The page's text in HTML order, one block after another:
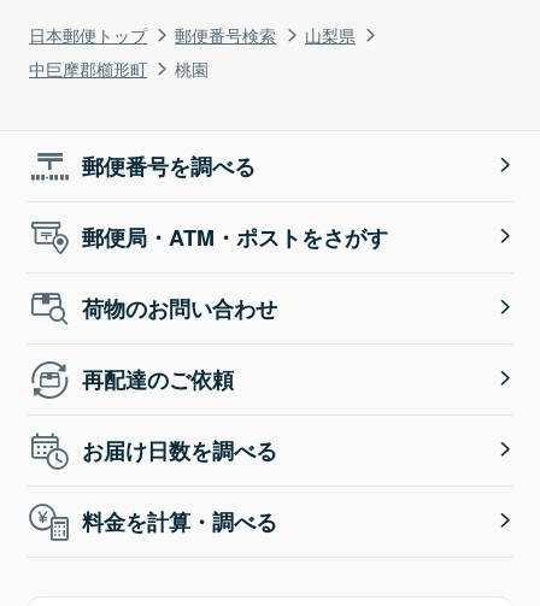
日本郵便トップ 郵便番号検索
山梨県
中巨摩郡櫛形町
桃園
郵便番号を調べる
郵便局・ATM・ポストをさがす
荷物のお問い合わせ
再配達のご依頼
お届け日数を調べる
料金を計算・調べる